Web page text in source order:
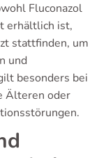
Fluconazol
erhältlich ist,
stattfinden, um
und
besonders bei
Älteren oder